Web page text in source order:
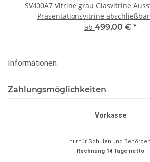
SV400A7 Vitrine grau Glasvitrine
Präsentationsvitrine
ab 499,00 € *
Informationen
Zahlungsmöglichkeiten
Vorkasse
nur für Schulen und
Rechnung 14 Tage netto